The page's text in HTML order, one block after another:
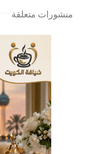
منشورات متعلقة